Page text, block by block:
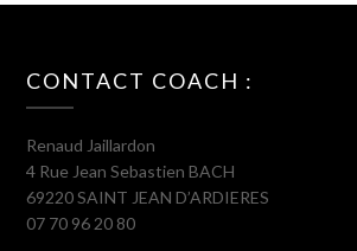
CONTACT COACH :
Renaud Jaillardon
4 Rue Jean Sebastien BACH
69220 SAINT JEAN D’ARDIERES
07 70 96 20 80